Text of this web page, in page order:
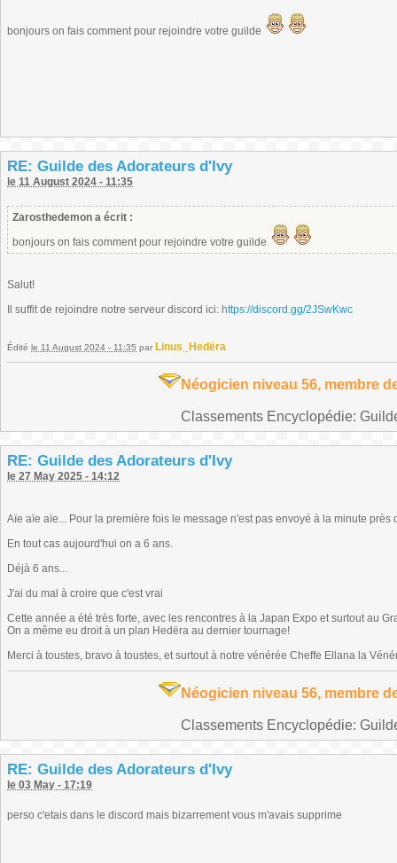
bonjours on fais comment pour rejoindre votre guilde
RE: Guilde des Adorateurs d'Ivy
le 11 August 2024 - 11:35
Zarosthedemon a écrit :
bonjours on fais comment pour rejoindre votre guilde
Salut!
Il suffit de rejoindre notre serveur discord ici: https://discord.gg/2JSwKwc
Édité le 11 August 2024 - 11:35 par Linus_Hedëra
Néogicien niveau 56, membre
Classements Encyclopédie:
RE: Guilde des Adorateurs d'Ivy
le 27 May 2025 - 14:12
Aïe aïe aïe... Pour la première fois le message n'est pas envoyé à la minute
En tout cas aujourd'hui on a 6 ans.
Déjà 6 ans...
J'ai du mal à croire que c'est vrai
Cette année a été très forte, avec les rencontres à la Japan Expo et surtout au
On a même eu droit à un plan Hedëra au dernier tournage!
Merci à toustes, bravo à toustes, et surtout à notre vénérée Cheffe Ellana la
Néogicien niveau 56, membre
Classements Encyclopédie:
RE: Guilde des Adorateurs d'Ivy
le 03 May - 17:19
perso c'etais dans le discord mais bizarrement vous m'avais supprime